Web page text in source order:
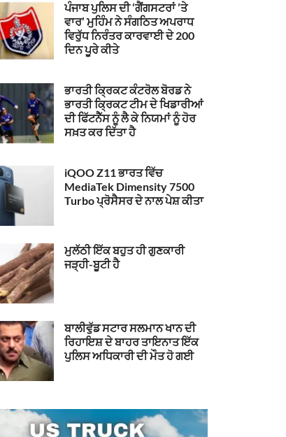
ਪੰਜਾਬ ਪੁਲਿਸ ਦੀ ‘ਗੈਂਗਸਟਰਾਂ ’ਤੇ
ਵਾਰ’ ਮੁਹਿੰਮ ਨੇ ਸੰਗਠਿਤ ਅਪਰਾਧ
ਵਿਰੁੱਧ ਨਿਰੰਤਰ ਕਾਰਵਾਈ ਦੇ 200
ਦਿਨ ਪੂਰੇ ਕੀਤੇ
ਭਾਰਤੀ ਕ੍ਰਿਕਟ ਕੰਟਰੋਲ ਬੋਰਡ ਨੇ
ਭਾਰਤੀ ਕ੍ਰਿਕਟ ਟੀਮ ਦੇ ਖਿਡਾਰੀਆਂ
ਦੀ ਫਿੱਟਨੈੱਸ ਨੂੰ ਲੈ ਕੇ ਨਿਯਮਾਂ ਨੂੰ ਹੋਰ
ਸਖ਼ਤ ਕਰ ਦਿੱਤਾ ਹੈ
iQOO Z11 ਭਾਰਤ ਵਿੱਚ
MediaTek Dimensity 7500
Turbo ਪ੍ਰੋਸੈਸਰ ਦੇ ਨਾਲ ਪੇਸ਼ ਕੀਤਾ
ਮੁਲੱਠੀ ਇੱਕ ਬਹੁਤ ਹੀ ਗੁਣਕਾਰੀ
ਜੜ੍ਹੀ-ਬੂਟੀ ਹੈ
ਬਾਲੀਵੁੱਡ ਸਟਾਰ ਸਲਮਾਨ ਖਾਨ ਦੀ
ਰਿਹਾਇਸ਼ ਦੇ ਬਾਹਰ ਤਾਇਨਾਤ ਇੱਕ
ਪੁਲਿਸ ਅਧਿਕਾਰੀ ਦੀ ਮੌਤ ਹੋ ਗਈ